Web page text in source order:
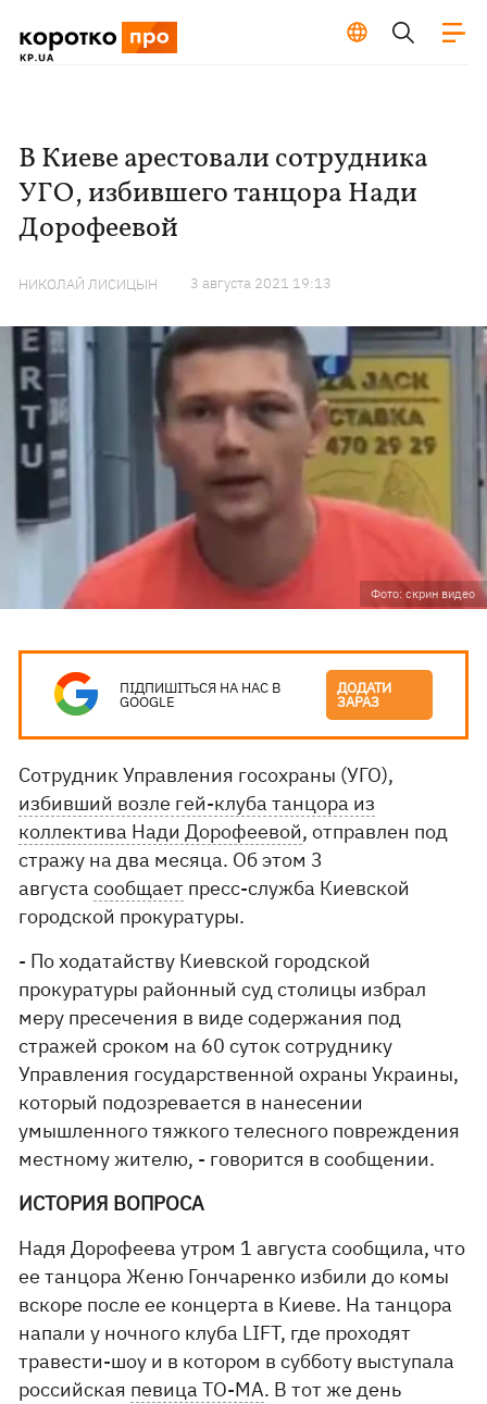
В Киеве арестовали сотрудника
УГО, избившего танцора Нади
Дорофеевой
НИКОЛАЙ ЛИСИЦЫН 3 августа 2021 19:13
Фото: скрин видео
ПІДПИШІТЬСЯ НА НАС В
GOOGLE
ДОДАТИ
ЗАРАЗ
Сотрудник Управления госохраны (УГО),
избивший возле гей-клуба танцора из
коллектива Нади Дорофеевой, отправлен под
стражу на два месяца. Об этом 3
августасообщает пресс-служба Киевской
городской прокуратуры.
- По ходатайству Киевской городской
прокуратуры районный суд столицы избрал
меру пресечения в виде содержания под
стражей сроком на 60 суток сотруднику
Управления государственной охраны Украины,
который подозревается в нанесении
умышленного тяжкого телесного повреждения
местному жителю, - говорится в сообщении.
ИСТОРИЯ ВОПРОСА
Надя Дорофеева утром 1 августа сообщила, что
ее танцора Женю Гончаренко избили до комы
вскоре после ее концерта в Киеве. На танцора
напали у ночного клуба LIFT, где проходят
травести-шоу и в котором в субботу выступала
российская певица ТО-МА. В тот же день